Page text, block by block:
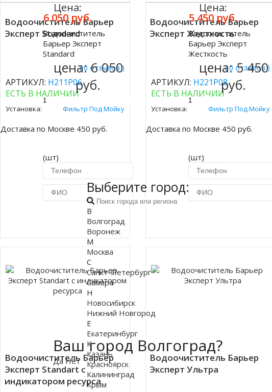
Водоочиститель Барьер
Эксперт Standard
( 0 отзывов )
АРТИКУЛ: Н211Р06
ЕСТЬ В НАЛИЧИИ
Установка: Фильтр Под Мойку
Доставка по Москве 450 руб.
Цена:
6 050 руб.
Купить
Водоочиститель
Барьер Эксперт
Standard
цена:6 050
руб.
(шт)
Купить в 1 клик
Водоочиститель Барьер
Эксперт Жесткость
( 0 отзывов )
АРТИКУЛ: Н221Р08
ЕСТЬ В НАЛИЧИИ
Установка: Фильтр Под Мойку
Доставка по Москве 450 руб.
Цена:
5 450 руб.
Купить
Водоочиститель
Барьер Эксперт
Жесткость
цена:5 450
руб.
(шт)
Водоочиститель Барьер
Эксперт Standart с
индикатором ресурса
Водоочиститель Барьер
Эксперт Ультра
Ваш город Волгоград?
Да Нет
Выберите город:
В
Волгоград
Воронеж
М
Москва
С
Санкт-Петербург
Самара
Н
Новосибирск
Нижний Новгород
Е
Екатеринбург
К
Казань
Красноярск
Калининград
Крым